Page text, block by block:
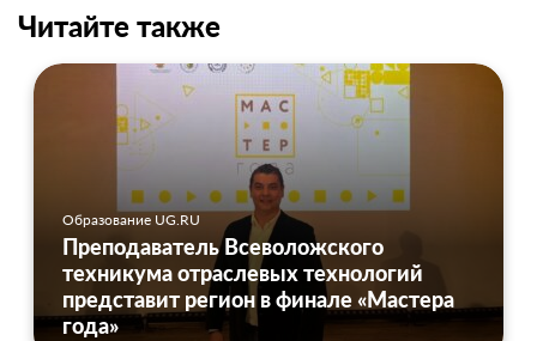
Читайте также
Образование UG.RU
Преподаватель Всеволожского
техникума отраслевых технологий
представит регион в финале «Мастера
года»